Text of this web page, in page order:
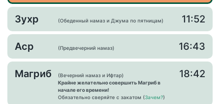
Зухр (Обеденный намаз и Джума по пятницам) 11:52
Аср (Предвечерний намаз) 16:43
Магриб
(Вечерний намаз и Ифтар)
Крайне желательно совершить Магриб в
начале его времени!
Обязательно сверяйте с закатом (Зачем?)
18:42